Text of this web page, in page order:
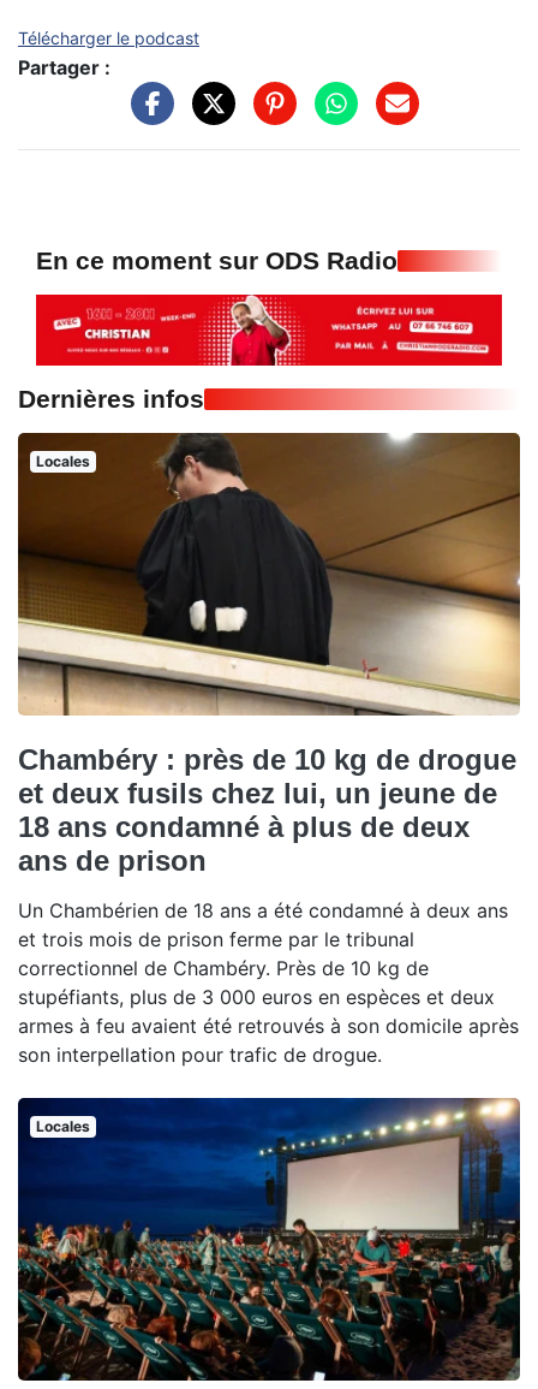
Télécharger le podcast
Partager :
En ce moment sur ODS Radio
Dernières infos
Locales
Chambéry : près de 10 kg de drogue
et deux fusils chez lui, un jeune de
18 ans condamné à plus de deux
ans de prison
Un Chambérien de 18 ans a été condamné à deux ans
et trois mois de prison ferme par le tribunal
correctionnel de Chambéry. Près de 10 kg de
stupéfiants, plus de 3 000 euros en espèces et deux
armes à feu avaient été retrouvés à son domicile après
son interpellation pour trafic de drogue.
Locales